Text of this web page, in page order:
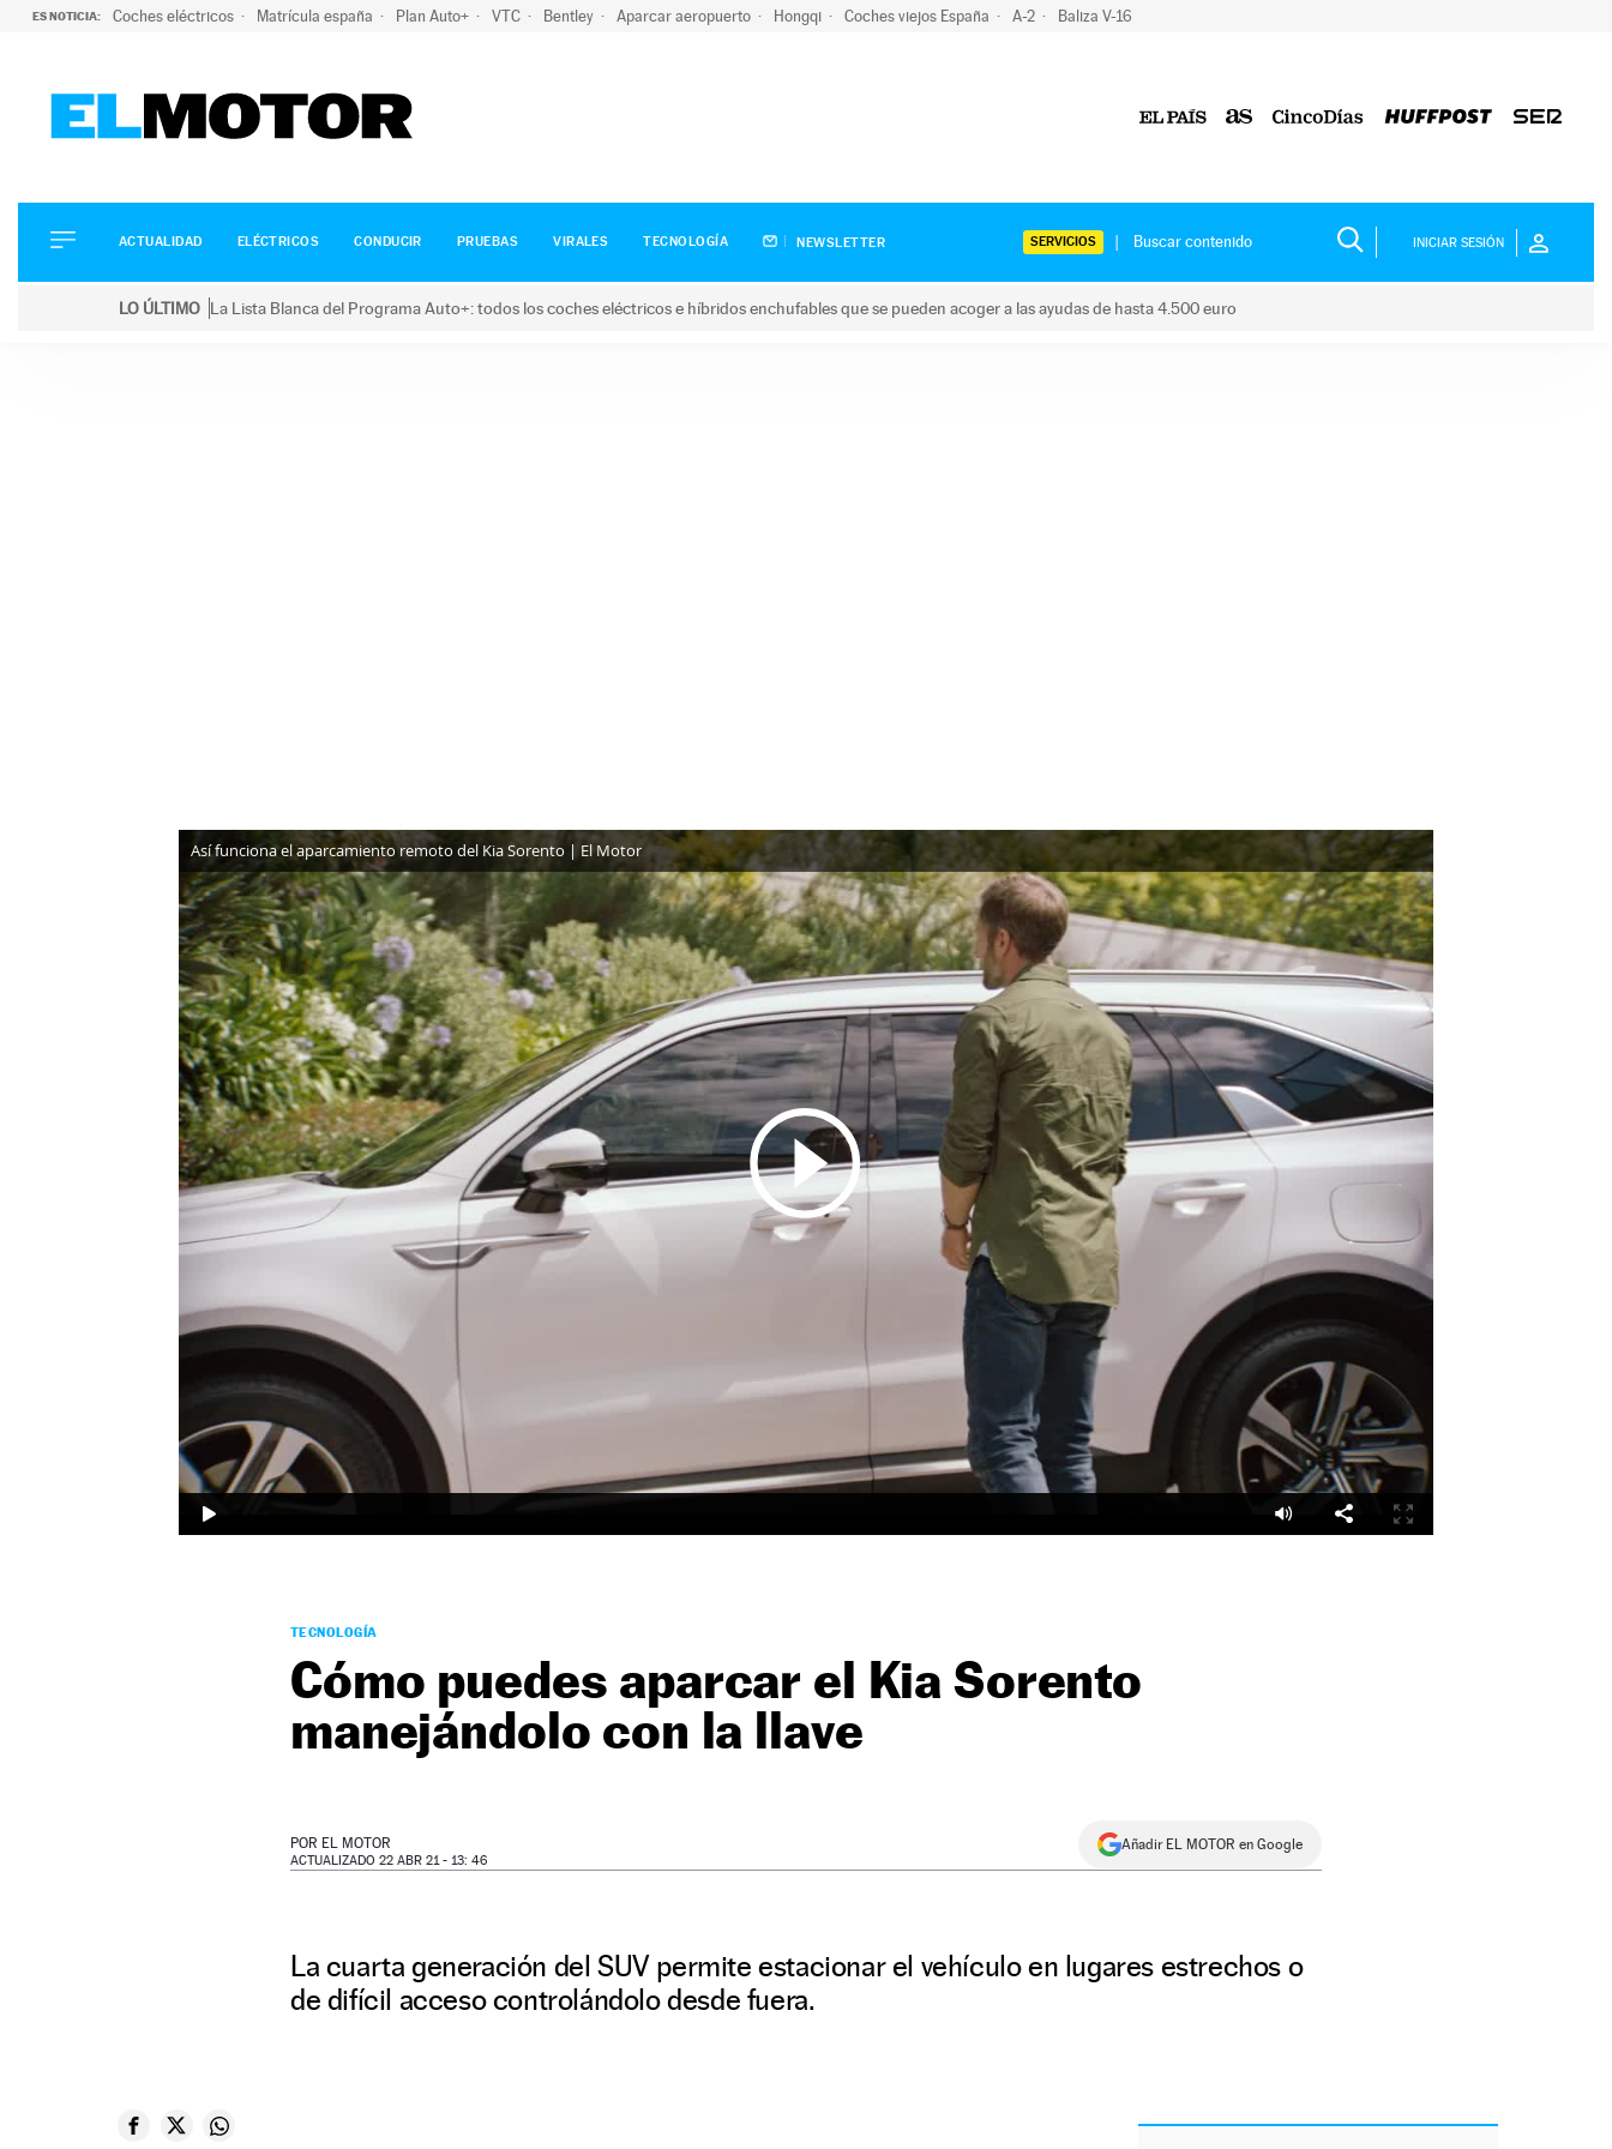
ES NOTICIA: Coches eléctricos Matrícula españa Plan Auto+ VTC Bentley Aparcar aeropuerto Hongqi Coches viejos España A-2 Baliza V-16
ELÉCTRICOS
CONDUCIR
ACTUALIDAD ELÉCTRICOS CONDUCIR PRUEBAS VIRALES TECNOLOGÍA NEWSLETTER SERVICIOS INICIAR SESIÓN
LO ÚLTIMO La Lista Blanca del Programa Auto+: todos los coches eléctricos e híbridos enchufables que se pueden acoger a las ayudas de hasta 4.500 euro
Así funciona el aparcamiento remoto del Kia Sorento | El Motor
TECNOLOGÍA
Cómo puedes aparcar el Kia Sorento
manejándolo con la llave
POR EL MOTOR
ACTUALIZADO 22 ABR 21 - 13: 46
Añadir EL MOTOR en Google
La cuarta generación del SUV permite estacionar el vehículo en lugares estrechos o
de difícil acceso controlándolo desde fuera.